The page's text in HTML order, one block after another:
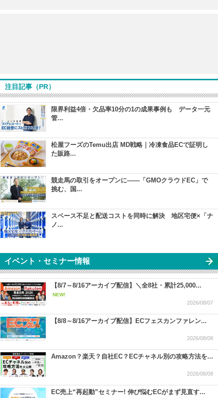
注目記事（PR）
限界利益4倍・欠品率10分の1の成果事例も データ一元
管...
松屋フーズのTemu出店 MD戦略｜冷凍食品ECで証明し
た販路...
競走馬の取引をオープンに――「GMOクラウドEC」で
挑む、国...
スペース不足と配送コストを同時に解決 地区宅便×「ナ
ノ...
イベント・セミナー情報
【8/7～8/16アーカイブ配信】＼全8社・累計25,000...
NEW!
2026/08/07
【8/8～8/16アーカイブ配信】ECフェスカンファレン...
2026/08/08
Amazon？楽天？自社EC？ECチャネル別の攻略方法を...
2026/08/08
EC売上“再起動”セミナー! 伸び悩むECがまず見直す...